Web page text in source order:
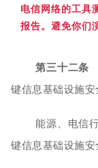
电信网络的工具
报告。避免你们
第三十二条
键信息基础设施安
能源、电信
键信息基础设施安